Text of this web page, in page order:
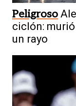
Peligroso
ciclón:
un rayo